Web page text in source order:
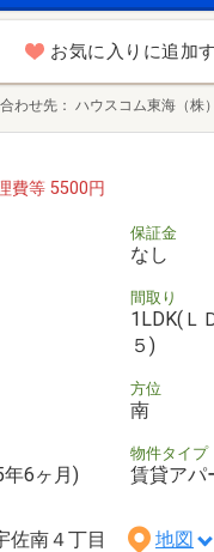
お気に入りに追加
わせ先 ハウスコム東海（
費等 5500円
保証金
なし
間取り
1LDK(Ｌ
５)
方位
南
6ヶ月)
物件タイプ
賃貸アパ
佐南４丁目 地図